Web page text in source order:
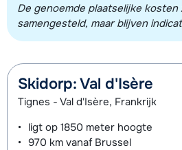
De genoemde plaatselijke
samengesteld, maar blijven
Skidorp: Val d'Isère
Tignes - Val d'Isère, Frankrijk
ligt op 1850 meter hoogte
970 km vanaf Brussel